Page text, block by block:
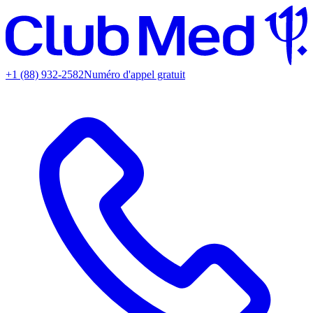
+1 (88) 932-2582Numéro d'appel gratuit